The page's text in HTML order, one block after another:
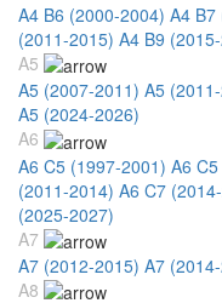
A4 B6 (2000-2004) A4 B7
(2011-2015) A4 B9
A5
A5 (2007-2011) A5
A5 (2024-2026)
A6
A6 C5 (1997-2001) A6
(2011-2014) A6 C7
(2025-2027)
A7
A7 (2012-2015) A7
A8